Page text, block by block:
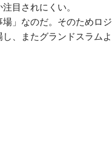
目されにくい。
」なのだ。そのためロジ
、またグランドスラムよ